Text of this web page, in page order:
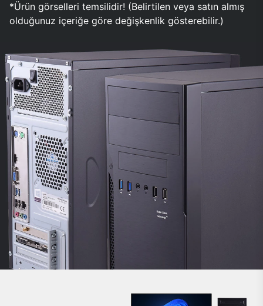
*Ürün görselleri temsilidir! (Belirtilen veya satın almış
olduğunuz içeriğe göre değişkenlik gösterebilir.)